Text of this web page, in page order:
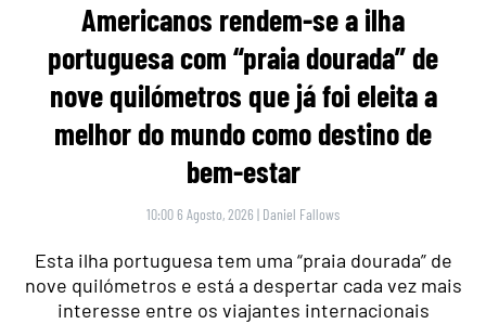
Americanos rendem-se a ilha
portuguesa com “praia dourada” de
nove quilómetros que já foi eleita a
melhor do mundo como destino de
bem-estar
10:00 6 Agosto, 2026 | Daniel Fallows
Esta ilha portuguesa tem uma “praia dourada” de
nove quilómetros e está a despertar cada vez mais
interesse entre os viajantes internacionais